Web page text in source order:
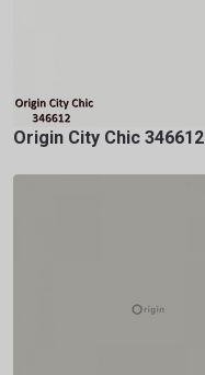
Origin City Chic 346612